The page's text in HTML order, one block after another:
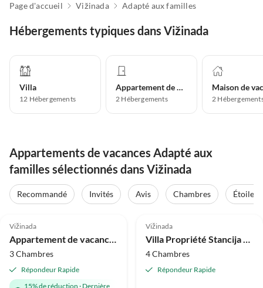
Page d'accueil Vižinada Adapté aux familles
Hébergements typiques dans Vižinada
Villa
12 Hébergements
Appartement de vacances
2 Hébergements 2
Appartements de vacances Adapté aux
familles sélectionnés dans Vižinada
Recommandé Invités Avis Chambres
Étoiles
Vižinada
Appartement de vacances Mihael avec piscine privée
3 Chambres
Répondeur Rapide
15% de réduction · Dernière
Vižinada
Villa Propriété Stancija Klis
4 Chambres
Répondeur Rapide